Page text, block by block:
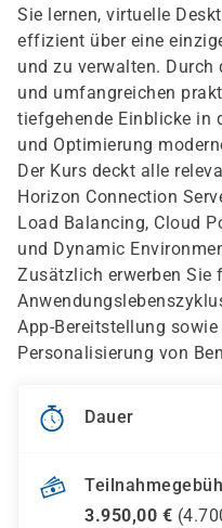
Sie lernen, virtuelle
effizient über eine
und zu verwalten. Durch
und umfangreichen
tiefgehende Einblicke in
und Optimierung
Der Kurs deckt alle
Horizon Connection
Load Balancing, Cloud
und Dynamic
Zusätzlich erwerben Sie
App-Bereitstellung
Personalisierung von
Dauer
3.950,00 € (